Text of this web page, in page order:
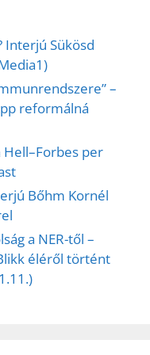
Interjú Sükösd
–
reformálná
Hell–Forbes per
Bőhm Kornél
a NER-től –
éléről történt